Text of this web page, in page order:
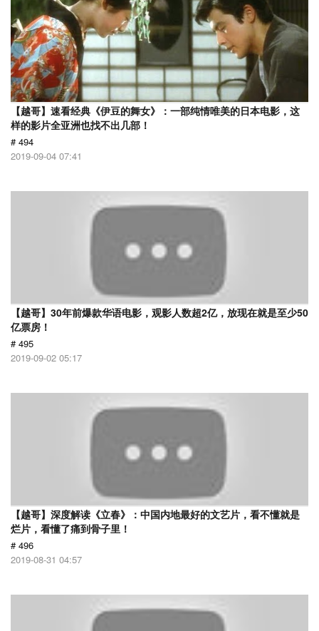
【越哥】速看经典《伊豆的舞女》：一部纯情唯美的日本电影，这
样的影片全亚洲也找不出几部！
# 494
2019-09-04 07:41
【越哥】30年前爆款华语电影，观影人数超2亿，放现在就是至少50
亿票房！
# 495
2019-09-02 05:17
【越哥】深度解读《立春》：中国内地最好的文艺片，看不懂就是
烂片，看懂了痛到骨子里！
# 496
2019-08-31 04:57